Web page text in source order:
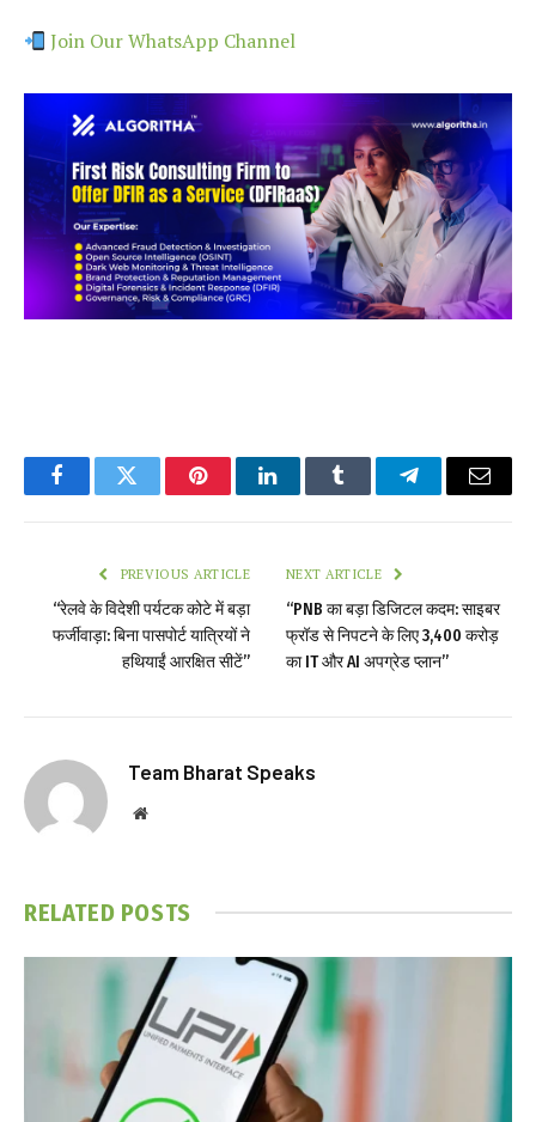
Join Our WhatsApp Channel
FacebookTwitter PinterestLinkedInTumblr TelegramEmail
PREVIOUS ARTICLE
“रेलवे के विदेशी पर्यटक कोटे में बड़ा
फर्जीवाड़ा: बिना पासपोर्ट यात्रियों ने
हथियाईं आरक्षित सीटें”
NEXT ARTICLE
“PNB का बड़ा डिजिटल कदम: साइबर
फ्रॉड से निपटने के लिए ₹3,400 करोड़
का IT और AI अपग्रेड प्लान”
Team Bharat Speaks
Website
RELATED POSTS